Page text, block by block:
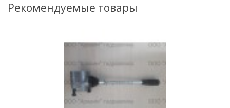
Рекомендуемые товары